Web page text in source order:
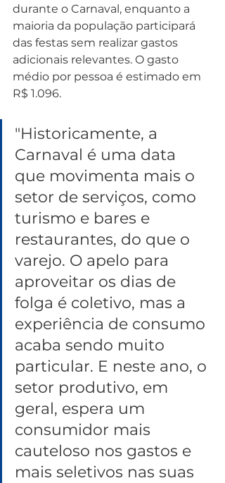
durante o Carnaval, enquanto a
maioria da população participará
das festas sem realizar gastos
adicionais relevantes. O gasto
médio por pessoa é estimado em
R$ 1.096.
"Historicamente, a
Carnaval é uma data
que movimenta mais o
setor de serviços, como
turismo e bares e
restaurantes, do que o
varejo. O apelo para
aproveitar os dias de
folga é coletivo, mas a
experiência de consumo
acaba sendo muito
particular. E neste ano, o
setor produtivo, em
geral, espera um
consumidor mais
cauteloso nos gastos e
mais seletivos nas suas